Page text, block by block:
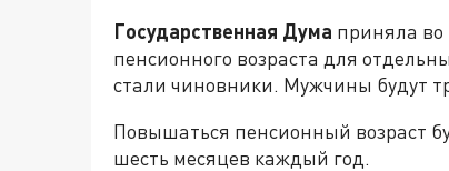
Государственная Дума приняла во
пенсионного возраста для
стали чиновники. Мужчины будут
Повышаться пенсионный возраст
шесть месяцев каждый год.